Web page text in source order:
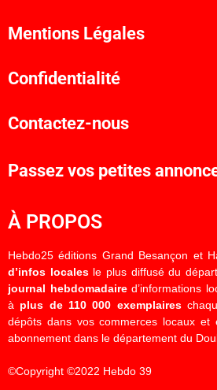
Mentions Légales
Confidentialité
Contactez-nous
Passez vos petites
À PROPOS
Hebdo25 éditions Grand Besançon et
d’infos localesle plus diffusé du
journal hebdomadaired’informations
à plus de 110 000 exemplaires
dépôts dans vos commerces locaux
abonnement dans le département du
©Copyright ©2022 Hebdo 39